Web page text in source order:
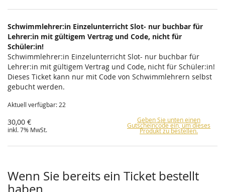
Schwimmlehrer:in Einzelunterricht Slot- nur buchbar für
Lehrer:in mit gültigem Vertrag und Code, nicht für
Schüler:in!
Schwimmlehrer:in Einzelunterricht Slot- nur buchbar für
Lehrer:in mit gültigem Vertrag und Code, nicht für Schüler:in!
Dieses Ticket kann nur mit Code von Schwimmlehrern selbst
gebucht werden.
Aktuell verfügbar: 22
30,00 €
inkl. 7% MwSt.
Geben Sie unten einen
Gutscheincode ein, um dieses
Produkt zu bestellen.
Wenn Sie bereits ein Ticket bestellt